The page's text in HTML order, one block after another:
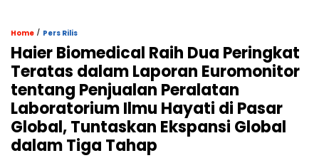
Home / Pers Rilis
Haier Biomedical Raih Dua Peringkat
Teratas dalam Laporan Euromonitor
tentang Penjualan Peralatan
Laboratorium Ilmu Hayati di Pasar
Global, Tuntaskan Ekspansi Global
dalam Tiga Tahap